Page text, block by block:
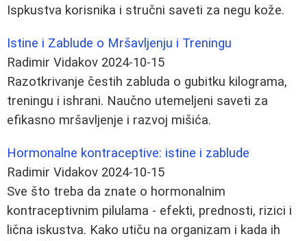
Ispkustva korisnika i stručni saveti za negu kože.
Istine i Zablude o Mršavljenju i Treningu
Radimir Vidakov 2024-10-15
Razotkrivanje čestih zabluda o gubitku kilograma,
treningu i ishrani. Naučno utemeljeni saveti za
efikasno mršavljenje i razvoj mišića.
Hormonalne kontraceptive: istine i zablude
Radimir Vidakov 2024-10-15
Sve što treba da znate o hormonalnim
kontraceptivnim pilulama - efekti, prednosti, rizici i
lična iskustva. Kako utiču na organizam i kada ih